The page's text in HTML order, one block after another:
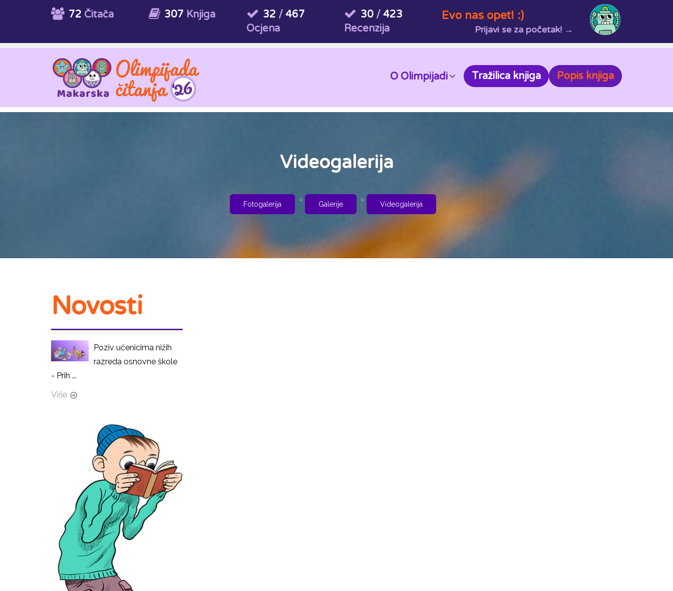
72 Čitača 307 Knjiga 32 / 467
Ocjena
30/ 423
Recenzija
Evo nas opet! :)
Prijavi se za početak! →
O Olimpijadi Tražilica knjiga Popis knjiga
Videogalerija
Fotogalerija Galerije Videogalerija
Novosti
Poziv učenicima nižih
razreda osnovne škole
- Prih ...
Više